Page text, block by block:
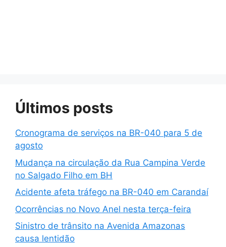
Últimos posts
Cronograma de serviços na BR-040 para 5 de
agosto
Mudança na circulação da Rua Campina Verde
no Salgado Filho em BH
Acidente afeta tráfego na BR-040 em Carandaí
Ocorrências no Novo Anel nesta terça-feira
Sinistro de trânsito na Avenida Amazonas
causa lentidão